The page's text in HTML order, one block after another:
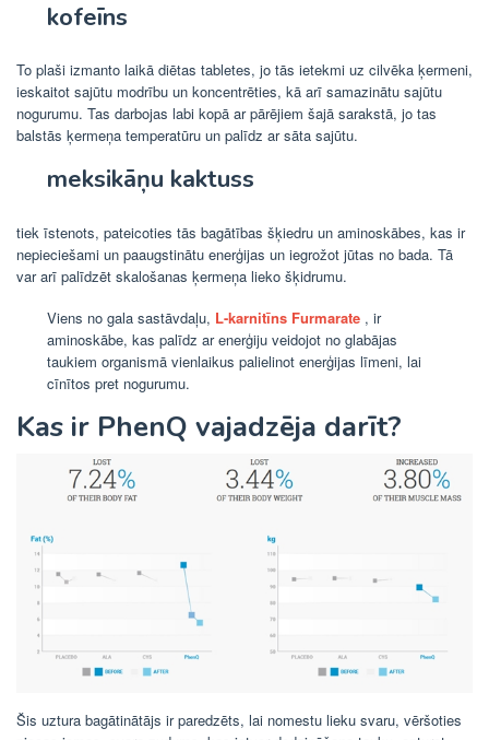
kofeīns
To plaši izmanto laikā diētas tabletes, jo tās ietekmi uz cilvēka ķermeni,
ieskaitot sajūtu modrību un koncentrēties, kā arī samazinātu sajūtu
nogurumu. Tas darbojas labi kopā ar pārējiem šajā sarakstā, jo tas
balstās ķermeņa temperatūru un palīdz ar sāta sajūtu.
meksikāņu kaktuss
tiek īstenots, pateicoties tās bagātības šķiedru un aminoskābes, kas ir
nepieciešami un paaugstinātu enerģijas un iegrožot jūtas no bada. Tā
var arī palīdzēt skalošanas ķermeņa lieko šķidrumu.
Viens no gala sastāvdaļu, L-karnitīns Furmarate , ir
aminoskābe, kas palīdz ar enerģiju veidojot no glabājas
taukiem organismā vienlaikus palielinot enerģijas līmeni, lai
cīnītos pret nogurumu.
Kas ir PhenQ vajadzēja darīt?
Šis uztura bagātinātājs ir paredzēts, lai nomestu lieku svaru, vēršoties